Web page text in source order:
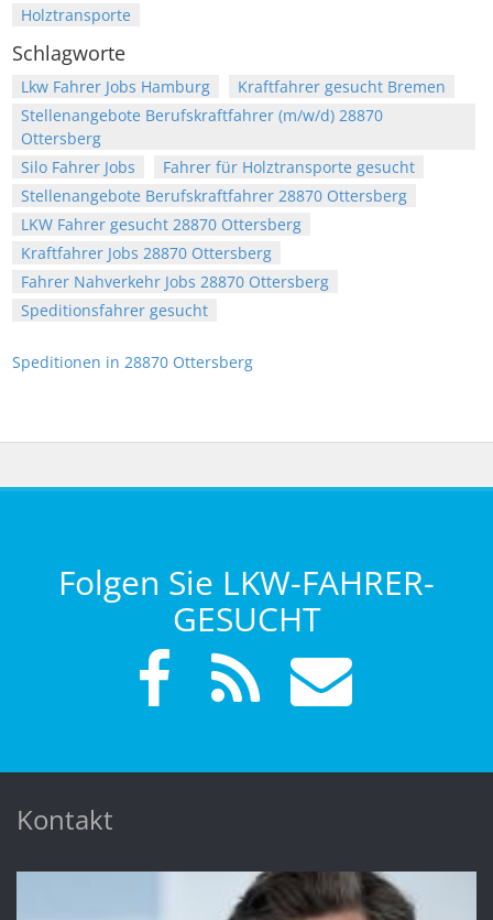
Holztransporte
Schlagworte
Lkw Fahrer Jobs Hamburg
Kraftfahrer gesucht Bremen
Stellenangebote Berufskraftfahrer (m/w/d) 28870
Ottersberg
Silo Fahrer Jobs
Fahrer für Holztransporte gesucht
Stellenangebote Berufskraftfahrer 28870 Ottersberg
LKW Fahrer gesucht 28870 Ottersberg
Kraftfahrer Jobs 28870 Ottersberg
Fahrer Nahverkehr Jobs 28870 Ottersberg
Speditionsfahrer gesucht
Speditionen in 28870 Ottersberg
Folgen Sie LKW-FAHRER-
GESUCHT
Kontakt